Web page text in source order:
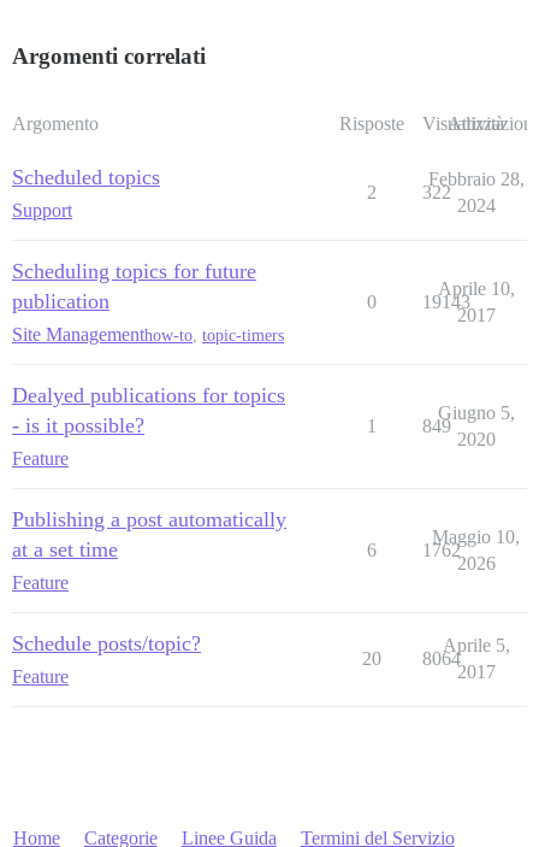
Argomenti correlati
Argomento Risposte Visualizzazioni
Attività
Scheduled topics
Support
2 322
Febbraio 28,
2024
Scheduling topics for future
publication
Site Managementhow-to topic-timers
0 19143
Aprile 10,
2017
Dealyed publications for topics
- is it possible?
Feature
1 849
Giugno 5,
2020
Publishing a post automatically
at a set time
Feature
6 1762
Maggio 10,
2026
Schedule posts/topic?
Feature
20 8064
Aprile 5,
2017
Home Categorie Linee Guida Termini del Servizio